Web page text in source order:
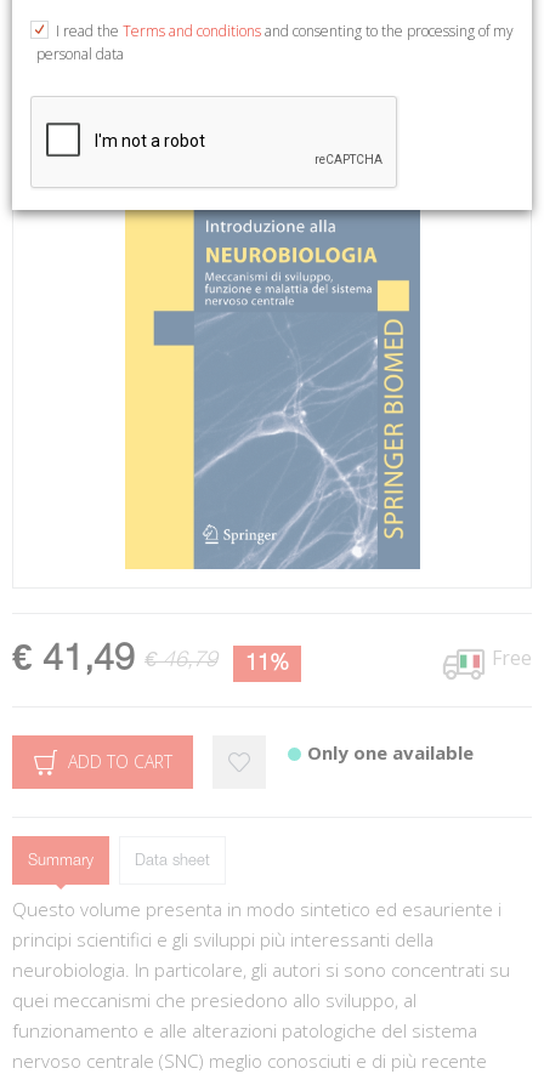
A cura di Bova R. e Micheli M. R. Milano, 2010; br., pp. 208, ill.,
cm 15,5x23,5.
€ 41,49 € 46,79 11% Free
ADD TO CART Only one available
Summary Data sheet
Questo volume presenta in modo sintetico ed esauriente i
principi scientifici e gli sviluppi più interessanti della
neurobiologia. In particolare, gli autori si sono concentrati su
quei meccanismi che presiedono allo sviluppo, al
funzionamento e alle alterazioni patologiche del sistema
nervoso centrale (SNC) meglio conosciuti e di più recente
I read the Terms and conditionsand consenting to the processing of my
personal data